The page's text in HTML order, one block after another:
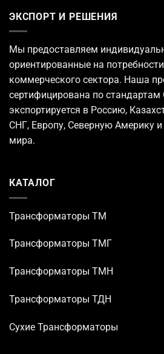
ЭКСПОРТ И РЕШЕНИЯ
Мы предоставляем
ориентированные на
коммерческого сектора. Наша
сертифицирована по стандартам
экспортируется в Россию,
СНГ, Европу, Северную Америку и
мира.
КАТАЛОГ
Трансформаторы TM
Трансформаторы ТМГ
Трансформаторы ТМН
Трансформаторы ТДН
Сухие Трансформаторы